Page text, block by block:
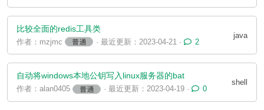
比较全面的redis工具类
作者：mzjmc · 最近更新：2023-04-21 · 2
java
自动将windows本地公钥写入linux服务器的bat
作者：alan0405 · 最近更新：2023-04-19 · 0
shell